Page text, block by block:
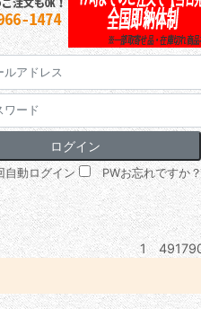
自動ログイン PWお忘れですか？
1